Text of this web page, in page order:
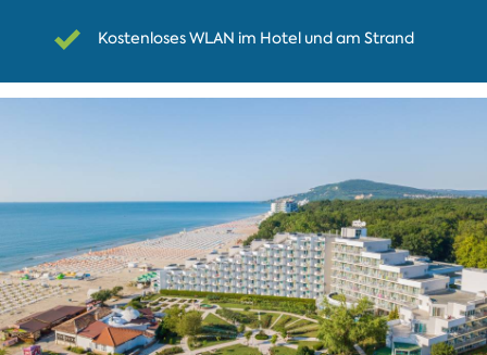
Kostenloses WLAN im Hotel und am Strand